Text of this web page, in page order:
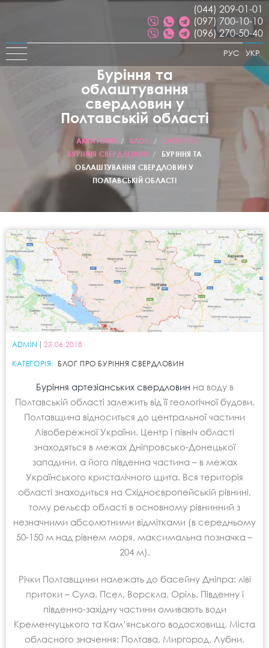
(044) 209-01-01
(097) 700-10-10
(096) 270-50-40
УКР
РУС
Буріння та
облаштування
свердловин у
Полтавській області
АКВАТОРІЯ / БЛОГ /
БЛОГ ПРО
БУРІННЯ СВЕРДЛОВИН
/
БУРІННЯ ТА
ОБЛАШТУВАННЯ СВЕРДЛОВИН У
ПОЛТАВСЬКІЙ ОБЛАСТІ
ADMIN 23.06.2018
КАТЕГОРІЯ: БЛОГ ПРО БУРІННЯ СВЕРДЛОВИН
Буріння артезіанських свердловин на воду в
Полтавській області залежить від її геологічної будови.
Полтавщина відноситься до центральної частини
Лівобережної України. Центр і північ області
знаходяться в межах Дніпровсько-Донецької
западини, а його південна частина – в межах
Українського кристалічного щита. Вся територія
області знаходиться на Східноєвропейській рівнині,
тому рельєф області в основному рівнинний з
незначними абсолютними відмітками (в середньому
50-150 м над рівнем моря, максимальна позначка –
204 м).
Річки Полтавщини належать до басейну Дніпра: ліві
притоки – Сула, Псел, Ворскла, Оріль. Південну і
південно-західну частини омивають води
Кременчуцького та Кам’янського водосховищ. Міста
обласного значення: Полтава, Миргород, Лубни,